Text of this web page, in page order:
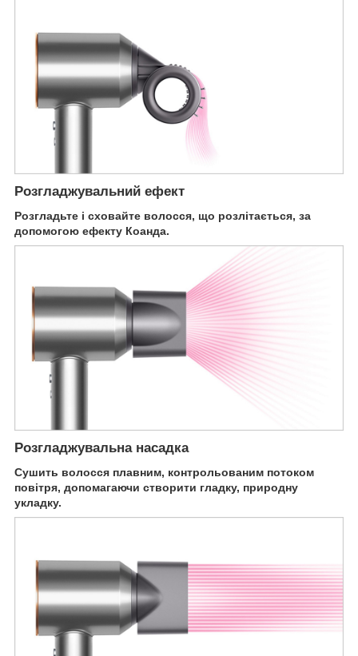
Розгладжувальний ефект
Розгладьте і сховайте волосся, що розлітається, за
допомогою ефекту Коанда.
Розгладжувальна насадка
Сушить волосся плавним, контрольованим потоком
повітря, допомагаючи створити гладку, природну
укладку.